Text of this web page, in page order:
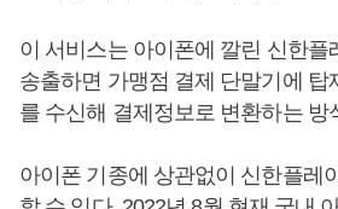
이 서비스는 아이폰에 깔린 신한플
송출하면 가맹점 결제 단말기에 탑
를 수신해 결제정보로 변환하는 방
아이폰 기종에 상관없이 신한플레